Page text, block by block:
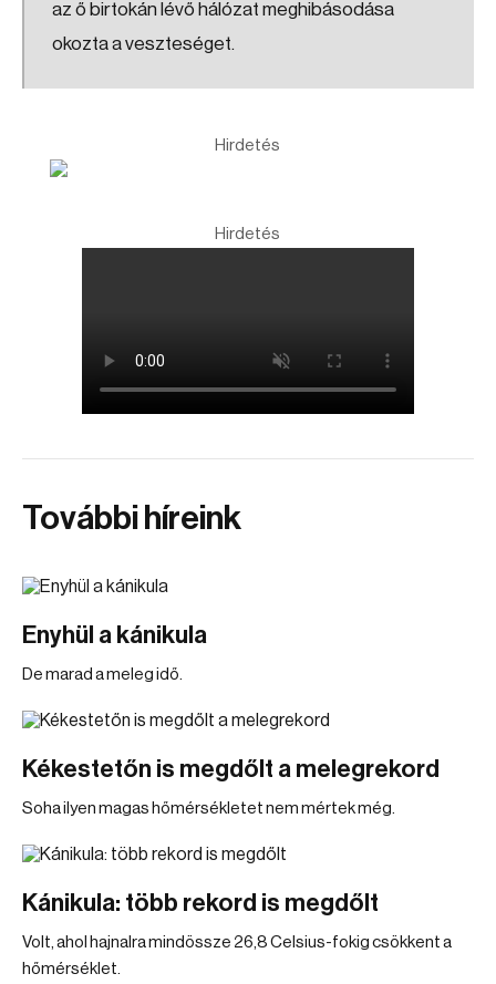
az ő birtokán lévő hálózat meghibásodása
okozta a veszteséget.
Hirdetés
Hirdetés
További híreink
Enyhül a kánikula
De marad a meleg idő.
Kékestetőn is megdőlt a melegrekord
Soha ilyen magas hőmérsékletet nem mértek még.
Kánikula: több rekord is megdőlt
Volt, ahol hajnalra mindössze 26,8 Celsius-fokig csökkent a
hőmérséklet.